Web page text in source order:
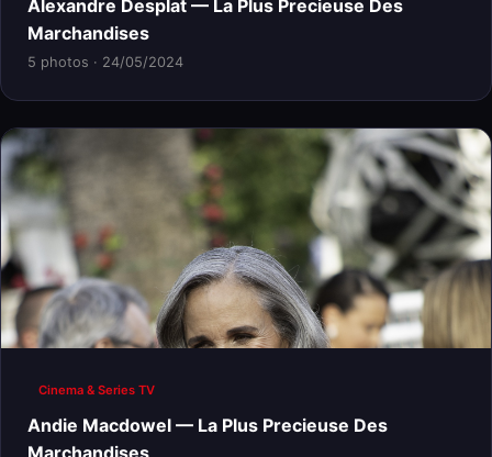
Alexandre Desplat — La Plus Precieuse Des
Marchandises
5 photos · 24/05/2024
Cinema & Series TV
Andie Macdowel — La Plus Precieuse Des
Marchandises